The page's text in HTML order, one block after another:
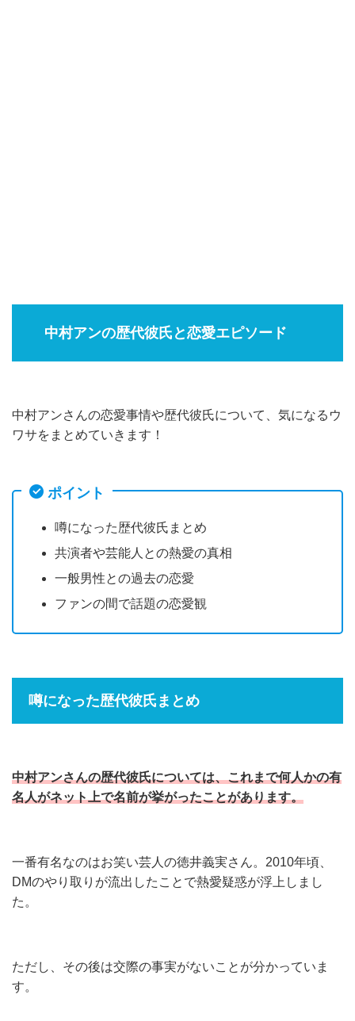
中村アンの歴代彼氏と恋愛エピソード
中村アンさんの恋愛事情や歴代彼氏について、気になるウ
ワサをまとめていきます！
ポイント
噂になった歴代彼氏まとめ
共演者や芸能人との熱愛の真相
一般男性との過去の恋愛
ファンの間で話題の恋愛観
噂になった歴代彼氏まとめ
中村アンさんの歴代彼氏については、これまで何人かの有
名人がネット上で名前が挙がったことがあります。
一番有名なのはお笑い芸人の徳井義実さん。2010年頃、
DMのやり取りが流出したことで熱愛疑惑が浮上しまし
た。
ただし、その後は交際の事実がないことが分かっていま
す。